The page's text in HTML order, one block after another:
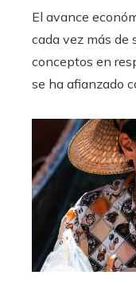
El avance
cada vez más de
conceptos en
se ha afianzado